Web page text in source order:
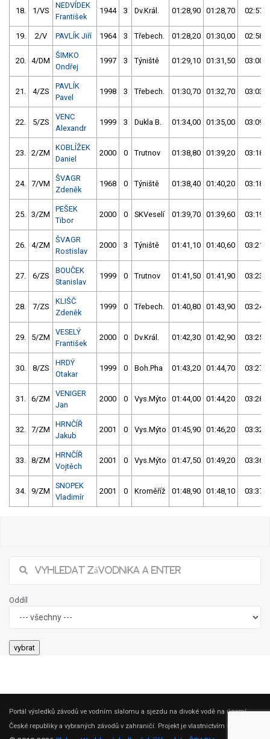
18. 1/VS
NEDVÍDEK
František
1944 3 Dv.Král. 01:28,90 01:28,70
19. 2/V PAVLÍK Jiří 1964 3 Třebech. 01:28,20 01:30,00
20. 4/DM
ŠIMKO
Ondřej
1997 3 Týniště 01:29,10 01:31,50
21. 4/ZS
PAVLÍK
Pavel
1998 3 Třebech. 01:30,70 01:32,70
22. 5/ZS
VENC
Alexandr
1999 3 Dukla B. 01:34,00 01:35,00
23. 2/ZM
KOBLÍŽEK
Daniel
2000 0 Trutnov 01:38,80 01:39,20
24. 7/VM
ŠVAGR
Zdeněk
1968 0 Týniště 01:38,40 01:40,20
25. 3/ZM
PEŠEK
Tibor
2000 0 SKVeselí 01:39,70 01:39,60
26. 4/ZM
ŠVAGR
Rostislav
2000 3 Týniště 01:41,10 01:40,60
27. 6/ZS
BOUČEK
Stanislav
1999 0 Trutnov 01:41,50 01:41,90
28. 7/ZS
KLIŠČ
Zdeněk
1999 0 Třebech. 01:40,80 01:43,90
29. 5/ZM
VESELÝ
František
2000 0 Dv.Král. 01:42,30 01:42,90
30. 8/ZS
HRDÝ
Otakar
1999 0 Boh.Pha 01:43,20 01:44,70
31. 6/ZM
VENIGER
Jan
2000 0 Vys.Mýto 01:44,00 01:44,20
32. 7/ZM
HRNČÍŘ
Jakub
2001 0 Vys.Mýto 01:45,90 01:46,20
33. 8/ZM
HRNČÍŘ
Vojtěch
2001 0 Vys.Mýto 01:47,50 01:49,20
34. 9/ZM
SNOPEK
Vladimír
2001 0 Kroměříž 01:48,90 01:48,10
Oddíl
Portál výsledků závodů ve vodním slalomu a sjezdu na divoké vodě na území
České republiky a vybraných závodů v zahraničí. Projekt je vlastnictvím ČSK DV